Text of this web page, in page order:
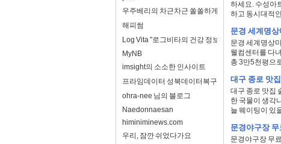
우주베리의 차근차근 쏠쏠하게
해피썸
Log Vita "로그비타의 건강 정보 완전 정리"
MyNB
imsight의 소소한 인사이트
프라임데이터 성북데이터복구
ohra-nee 님의 블로그
Naedonnaesan
himiniminews.com
우리, 잠깐 쉬었다가요
하세요. 수성아
하고 동시대적
문경 세계명
문경 세계명상
웰컴센터를 다
총 3만5천평으
대구 종로 맛
대구 종로 맛집
한 국물이 생각
늘 웨이팅이 있
문경야구장
문경야구장 무